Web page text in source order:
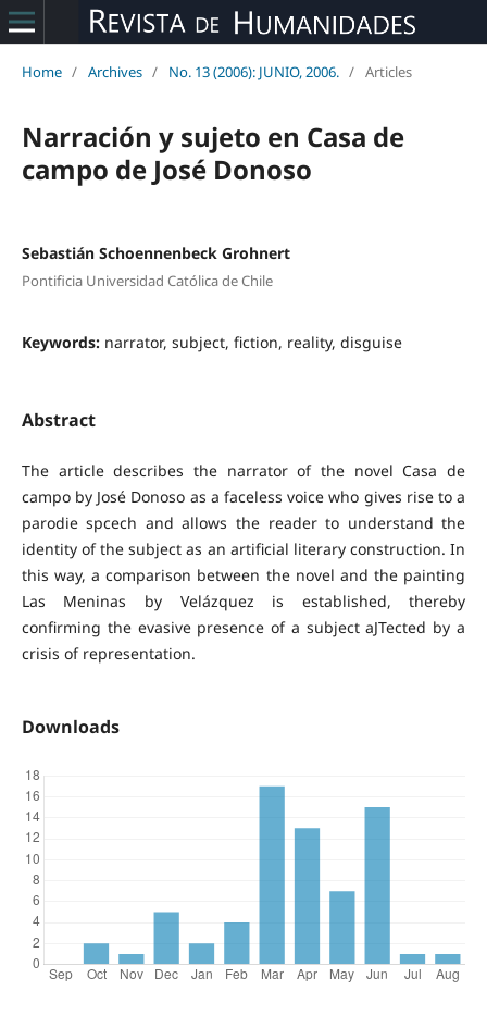
Home / Archives / No. 13 (2006): JUNIO, 2006. / Articles
Narración y sujeto en Casa de
campo de José Donoso
Sebastián Schoennenbeck Grohnert
Pontificia Universidad Católica de Chile
Keywords: narrator, subject, fiction, reality, disguise
Abstract
The article describes the narrator of the novel Casa de
campo by José Donoso as a faceless voice who gives rise to a
parodie spcech and allows the reader to understand the
identity of the subject as an artificial literary construction. In
this way, a comparison between the novel and the painting
Las Meninas by Velázquez is established, thereby
confirming the evasive presence of a subject aJTected by a
crisis of representation.
Downloads